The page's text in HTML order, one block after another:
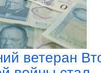
ветеран